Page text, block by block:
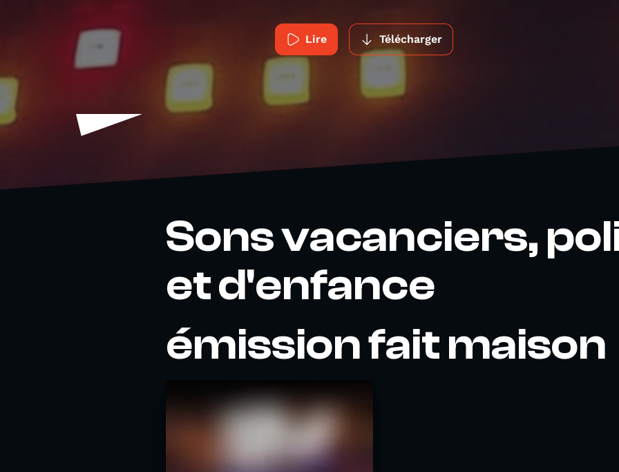
Lire Télécharger
Sons vacanciers,
et d'enfance
émission fait maison